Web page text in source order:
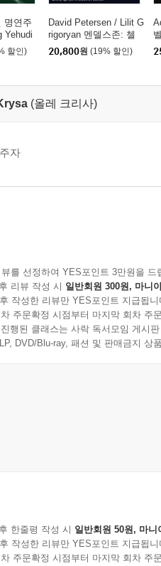
명연주
Yehudi
할인)
David Petersen / Lilit G
rigoryan 멘델스존: 첼
로 소나타 1번 (Mendel
ssohn: Cello Sonata)
20,800원 (19% 할인)
6)
(올레 크리사)
자
를 선정하여 YES포인트 3만원을 드
리뷰 작성 시 일반회원 300원, 마니
작성한 리뷰만 YES포인트 지급됩니
주문확정 시점부터 마지막 회차 주
행된 클래스는 사락 독서모임 게시
DVD/Blu-ray, 패션 및 판매금지 상
한줄평 작성 시 일반회원 50원, 마니
작성한 리뷰만 YES포인트 지급됩니
주문확정 시점부터 마지막 회차 주